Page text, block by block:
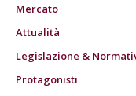
Mercato
Attualità
Legislazione &
Protagonisti